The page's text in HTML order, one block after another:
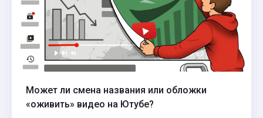
Может ли смена названия или обложки
«оживить» видео на Ютубе?